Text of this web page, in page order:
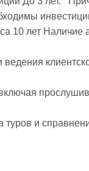
10 лет Наличие
туров и